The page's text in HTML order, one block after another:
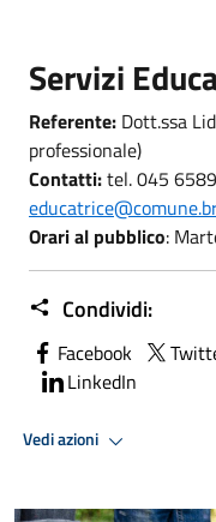
Servizi
Referente: Dott.ssa
professionale)
Contatti:tel. 045
Orari al pubblico:
Condividi:
Facebook
LinkedIn
Vedi azioni